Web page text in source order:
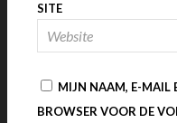
SITE
MIJN NAAM, E-MAIL
BROWSER VOOR DE